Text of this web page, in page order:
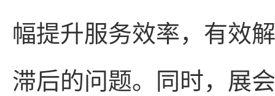
幅提升服务效率，有效
滞后的问题。同时，展